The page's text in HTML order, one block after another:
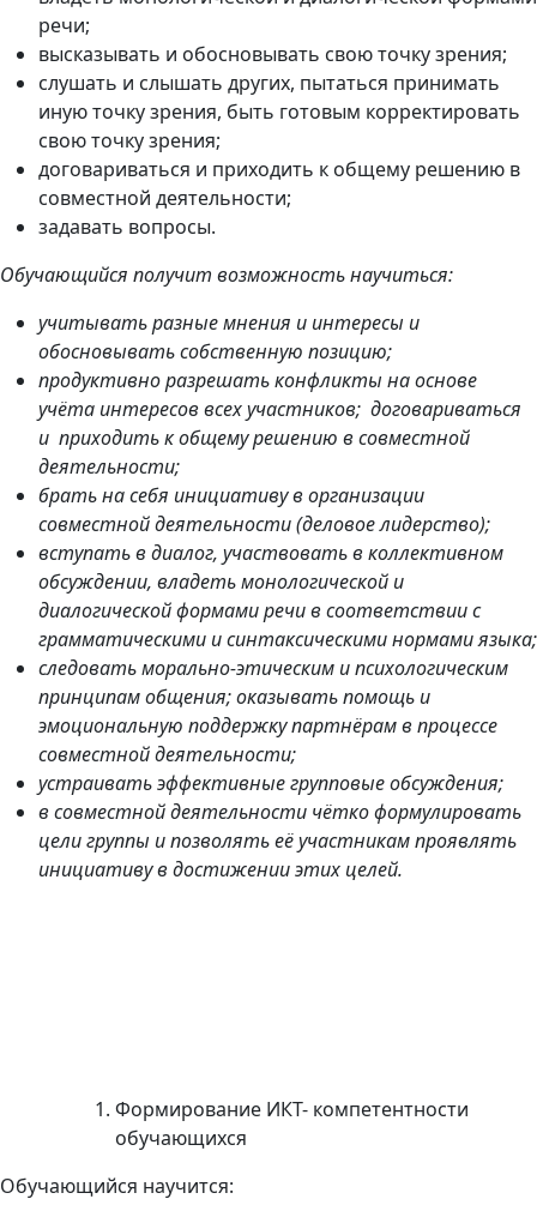
речи;
высказывать и обосновывать свою точку зрения;
слушать и слышать других, пытаться принимать
иную точку зрения, быть готовым корректировать
свою точку зрения;
договариваться и приходить к общему решению в
совместной деятельности;
задавать вопросы.
Обучающийся получит возможность научиться:
учитывать разные мнения и интересы и
обосновывать собственную позицию;
продуктивно разрешать конфликты на основе
учёта интересов всех участников; договариваться
и приходить к общему решению в совместной
деятельности;
брать на себя инициативу в организации
совместной деятельности (деловое лидерство);
вступать в диалог, участвовать в коллективном
обсуждении, владеть монологической и
диалогической формами речи в соответствии с
грамматическими и синтаксическими нормами языка;
следовать морально-этическим и психологическим
принципам общения; оказывать помощь и
эмоциональную поддержку партнёрам в процессе
совместной деятельности;
устраивать эффективные групповые обсуждения;
в совместной деятельности чётко формулировать
цели группы и позволять её участникам проявлять
инициативу в достижении этих целей.
Формирование ИКТ- компетентности
обучающихся
Обучающийся научится: